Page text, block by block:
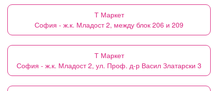
Т Маркет
София - ж.к. Младост 2, между блок 206 и 209
Т Маркет
София - ж.к. Младост 2, ул. Проф. д-р Васил Златарски 3